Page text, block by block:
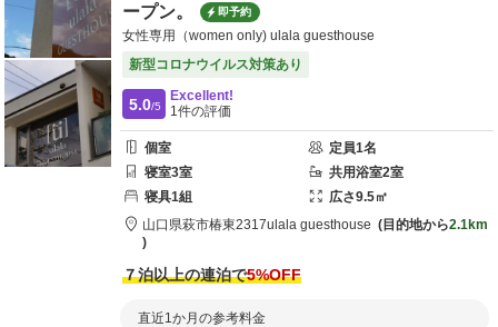
ープン。
即予約
女性専用（women only) ulala guesthouse
新型コロナウイルス対策あり
5.0/5
Excellent!
1件の評価
個室 定員1名
寝室3室 共用浴室2室
寝具1組 広さ9.5㎡
山口県萩市椿東2317ulala guesthouse 目的地から2.1km
７泊以上の連泊で5%OFF
直近1か月の参考料金